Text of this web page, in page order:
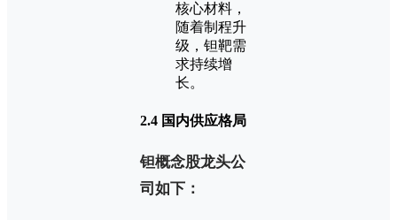
核心材料，
随着制程升
级，钽靶需
求持续增
长。
2.4 国内供应格局
钽概念股龙头公
司如下：